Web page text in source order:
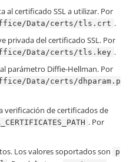
al certificado SSL a utilizar. Por
Data/certs/tls.crt .
privada del certificado SSL. Por
Data/certs/tls.key .
parámetro Diffie-Hellman. Por
Data/certs/dhparam.p
verificación de certificados de
. Por
Los valores soportados son
p